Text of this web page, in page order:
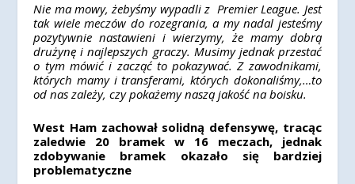
Nie ma mowy, żebyśmy wypadli z Premier League. Jest
tak wiele meczów do rozegrania, a my nadal jesteśmy
pozytywnie nastawieni i wierzymy, że mamy dobrą
drużynę i najlepszych graczy. Musimy jednak przestać
o tym mówić i zacząć to pokazywać. Z zawodnikami,
których mamy i transferami, których dokonaliśmy,…to
od nas zależy, czy pokażemy naszą jakość na boisku.
West Ham zachował solidną defensywę, tracąc
zaledwie 20 bramek w 16 meczach, jednak
zdobywanie bramek okazało się bardziej
problematyczne